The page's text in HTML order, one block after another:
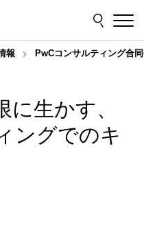
報 PwCコンサルティング合
生かす、
ングでのキ